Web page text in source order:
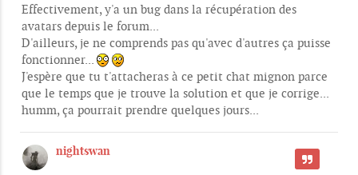
a
g
e
Effectivement, y'a un bug dans la récupération des
avatars depuis le forum...
D'ailleurs, je ne comprends pas qu'avec d'autres ça puisse
fonctionner...
J'espère que tu t'attacheras à ce petit chat mignon parce
que le temps que je trouve la solution et que je corrige...
humm, ça pourrait prendre quelques jours...
nightswan
CITER